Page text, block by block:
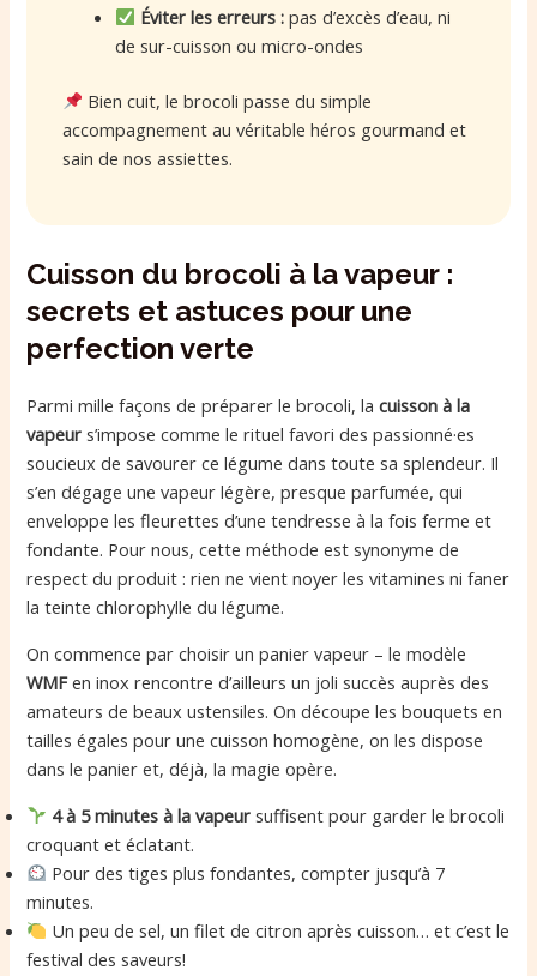
Éviter les erreurs :pas d’excès d’eau, ni
de sur-cuisson ou micro-ondes
Bien cuit, le brocoli passe du simple
accompagnement au véritable héros gourmand et
sain de nos assiettes.
Cuisson du brocoli à la vapeur :
secrets et astuces pour une
perfection verte
Parmi mille façons de préparer le brocoli, lacuisson à la
vapeur s’impose comme le rituel favori des passionné·es
soucieux de savourer ce légume dans toute sa splendeur. Il
s’en dégage une vapeur légère, presque parfumée, qui
enveloppe les fleurettes d’une tendresse à la fois ferme et
fondante. Pour nous, cette méthode est synonyme de
respect du produit : rien ne vient noyer les vitamines ni faner
la teinte chlorophylle du légume.
On commence par choisir un panier vapeur – le modèle
WMFen inox rencontre d’ailleurs un joli succès auprès des
amateurs de beaux ustensiles. On découpe les bouquets en
tailles égales pour une cuisson homogène, on les dispose
dans le panier et, déjà, la magie opère.
4 à 5 minutes à la vapeur suffisent pour garder le brocoli
croquant et éclatant.
Pour des tiges plus fondantes, compter jusqu’à 7
minutes.
Un peu de sel, un filet de citron après cuisson… et c’est le
festival des saveurs!